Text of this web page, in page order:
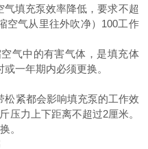
填充泵效率降低，要求不超
空气从里往外吹净）100工作
气中的有害气体，是填充体
一年期内必须更换。
松紧都会影响填充泵的工作效
压力上下距离不超过2厘米。
。